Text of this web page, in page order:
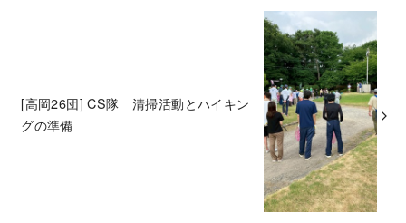
[高岡26団] CS隊 清掃活動とハイキン
グの準備